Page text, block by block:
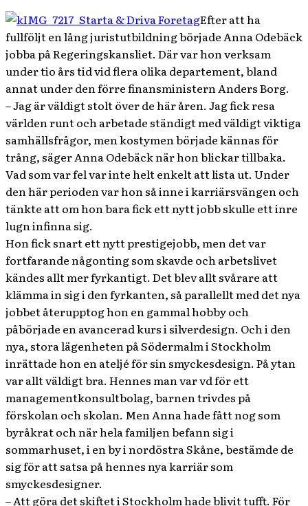
Efter att ha
fullföljt en lång juristutbildning började Anna Odebäck
jobba på Regeringskansliet. Där var hon verksam
under tio års tid vid flera olika departement, bland
annat under den förre finansministern Anders Borg.
– Jag är väldigt stolt över de här åren. Jag fick resa
världen runt och arbetade ständigt med väldigt viktiga
samhällsfrågor, men kostymen började kännas för
trång, säger Anna Odebäck när hon blickar tillbaka.
Vad som var fel var inte helt enkelt att lista ut. Under
den här perioden var hon så inne i karriärsvängen och
tänkte att om hon bara fick ett nytt jobb skulle ett inre
lugn infinna sig.
Hon fick snart ett nytt prestigejobb, men det var
fortfarande någonting som skavde och arbetslivet
kändes allt mer fyrkantigt. Det blev allt svårare att
klämma in sig i den fyrkanten, så parallellt med det nya
jobbet återupptog hon en gammal hobby och
påbörjade en avancerad kurs i silverdesign. Och i den
nya, stora lägenheten på Södermalm i Stockholm
inrättade hon en ateljé för sin smyckesdesign. På ytan
var allt väldigt bra. Hennes man var vd för ett
managementkonsultbolag, barnen trivdes på
förskolan och skolan. Men Anna hade fått nog som
byråkrat och när hela familjen befann sig i
sommarhuset, i en by i nordöstra Skåne, bestämde de
sig för att satsa på hennes nya karriär som
smyckesdesigner.
– Att göra det skiftet i Stockholm hade blivit tufft. För